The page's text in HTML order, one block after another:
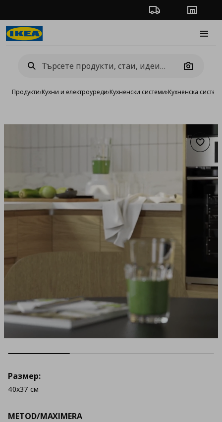
Проследяване на
Camera
Продукти›Кухни и електроуреди›Кухненски системи›Кухненска
METOD/MAXIMERA
Размер:
40x37 см